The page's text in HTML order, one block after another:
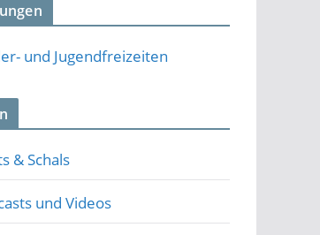
und Jugendfreizeiten
& Schals
und Videos